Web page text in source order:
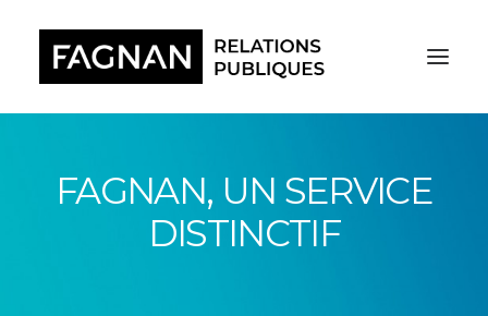
FAGNAN, UN SERVICE
DISTINCTIF